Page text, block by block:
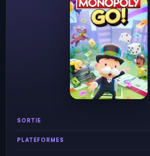
SORTIE
PLATEFORMES